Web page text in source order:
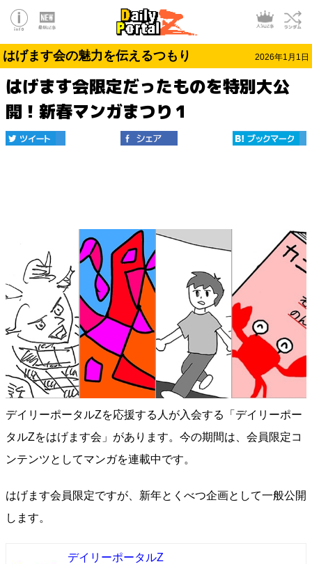
はげます会の魅力を伝えるつもり 2026年1月1日
はげます会限定だったものを特別大公
開！新春マンガまつり１
デイリーポータルZを応援する人が入会する「デイリーポー
タルZをはげます会」があります。今の期間は、会員限定コ
ンテンツとしてマンガを連載中です。
はげます会員限定ですが、新年とくべつ企画として一般公開
します。
デイリーポータルZ